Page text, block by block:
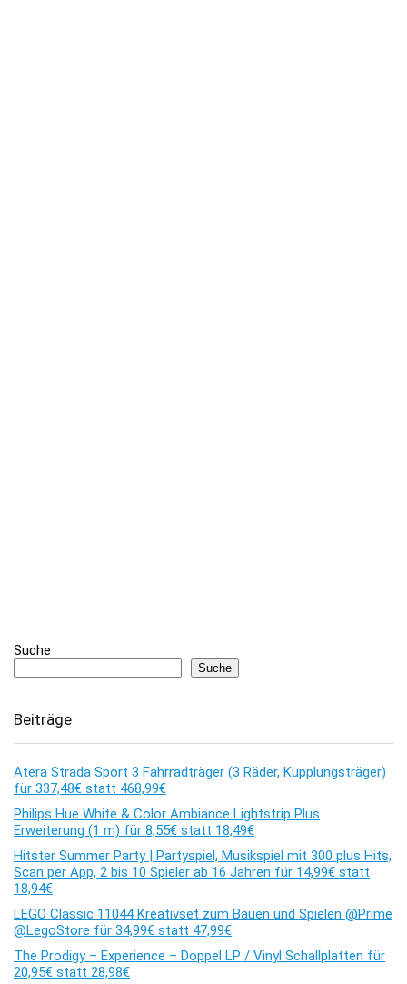
Suche
Suche
Beiträge
Atera Strada Sport 3 Fahrradträger (3 Räder, Kupplungsträger)
für 337,48€ statt 468,99€
Philips Hue White & Color Ambiance Lightstrip Plus
Erweiterung (1 m) für 8,55€ statt 18,49€
Hitster Summer Party | Partyspiel, Musikspiel mit 300 plus Hits,
Scan per App, 2 bis 10 Spieler ab 16 Jahren für 14,99€ statt
18,94€
LEGO Classic 11044 Kreativset zum Bauen und Spielen @Prime
@LegoStore für 34,99€ statt 47,99€
The Prodigy – Experience – Doppel LP / Vinyl Schallplatten für
20,95€ statt 28,98€